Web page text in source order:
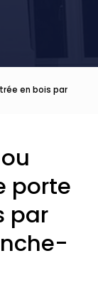
en bois par
porte
par